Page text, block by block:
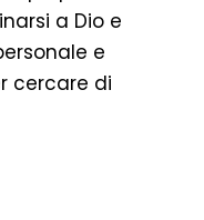
a Dio e
e
cercare di